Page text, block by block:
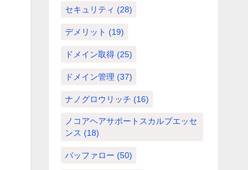
セキュリティ (28)
デメリット (19)
ドメイン取得(25)
ドメイン管理 (37)
ナノグロウリッチ (16)
ノコアヘアサポートスカルプエッセ
ンス (18)
バッファロー (50)